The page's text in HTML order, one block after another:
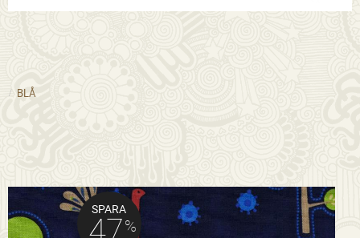
BLÅ
SPARA
%